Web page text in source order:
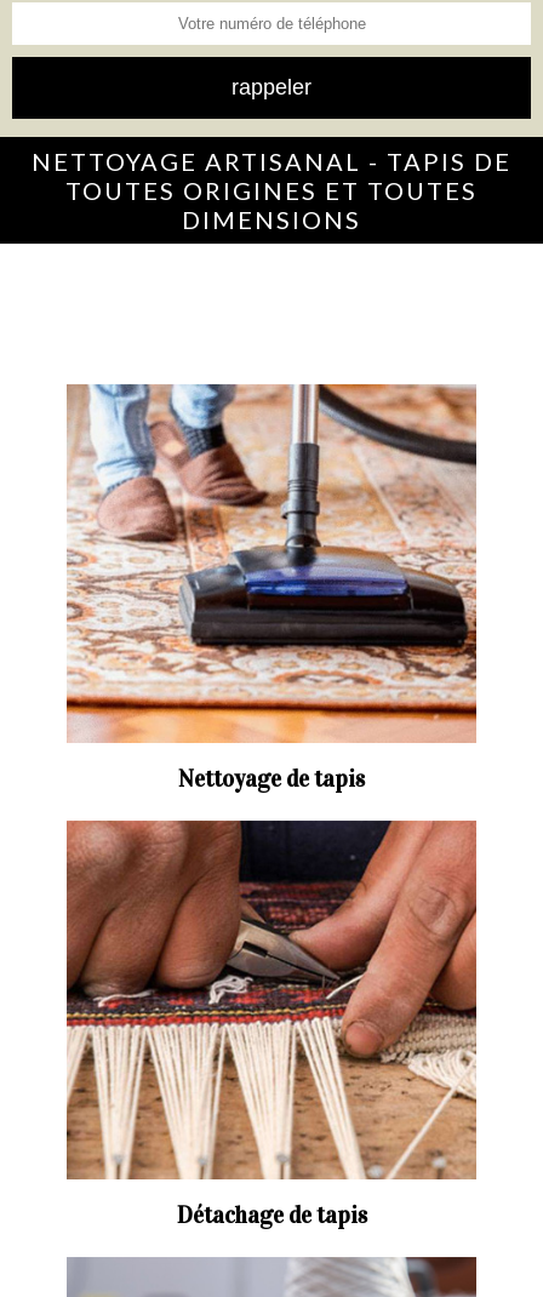
NETTOYAGE ARTISANAL - TAPIS DE
TOUTES ORIGINES ET TOUTES
DIMENSIONS
Nettoyage de tapis
Détachage de tapis